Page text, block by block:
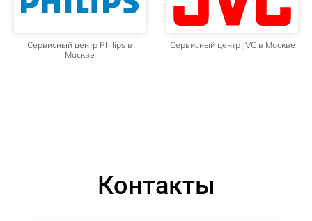
Сервисный центр Philips в
Москве
Сервисный центр JVC в Москве
Контакты